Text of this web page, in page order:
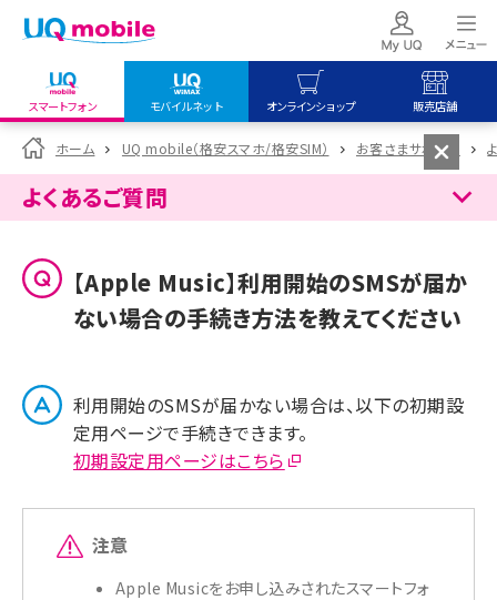
スマートフォン モバイルネット オンラインショップ 販売店舗
my UQ WiMAX
UQ WiMAX ご契約の方
My UQ mobile
UQ mobile
データチャージサイト
UQ mobile
オンラインショップ
UQ WiMAX
UQ mobile
販売店舗
UQ WiMAX
ホーム UQ mobile（格安スマホ/格安SIM） お客さまサポート
よくあるご質問
【Apple Music】利用開始のSMSが届か
ない場合の手続き方法を教えてください
利用開始のSMSが届かない場合は、以下の初期設
定用ページで手続きできます。
初期設定用ページはこちら
注意
Apple Musicをお申し込みされたスマートフォ